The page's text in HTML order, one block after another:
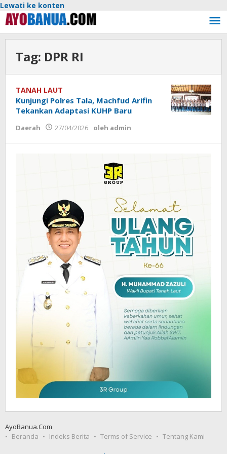
Lewati ke konten
Tag: DPR RI
TANAH LAUT
Kunjungi Polres Tala, Machfud Arifin
Tekankan Adaptasi KUHP Baru
Daerah 27/04/2026 oleh admin
AyoBanua.Com
Beranda
Indeks Berita Terms of Service Tentang Kami